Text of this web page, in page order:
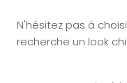
N'hésitez pas à
recherche un look